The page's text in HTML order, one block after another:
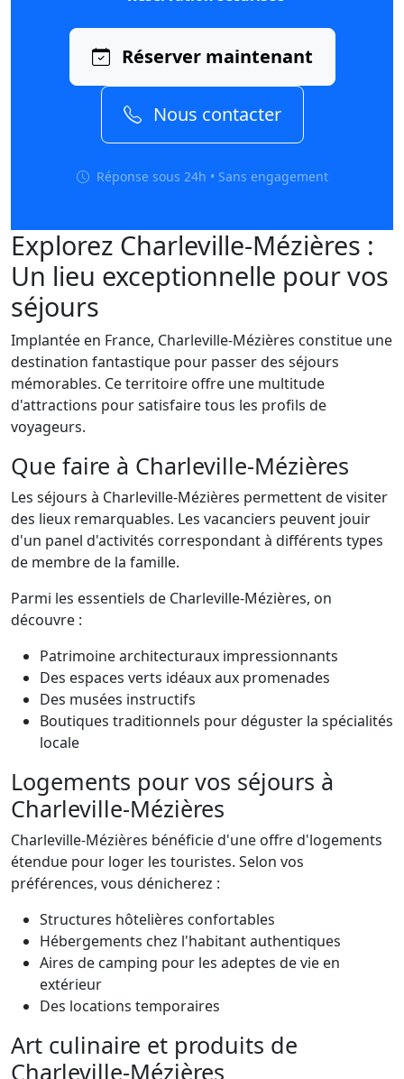
Réserver maintenant
Nous contacter
Réponse sous 24h • Sans engagement
Explorez Charleville-Mézières :
Un lieu exceptionnelle pour vos
séjours
Implantée en France, Charleville-Mézières constitue une
destination fantastique pour passer des séjours
mémorables. Ce territoire offre une multitude
d'attractions pour satisfaire tous les profils de
voyageurs.
Que faire à Charleville-Mézières
Les séjours à Charleville-Mézières permettent de visiter
des lieux remarquables. Les vacanciers peuvent jouir
d'un panel d'activités correspondant à différents types
de membre de la famille.
Parmi les essentiels de Charleville-Mézières, on
découvre :
Patrimoine architecturaux impressionnants
Des espaces verts idéaux aux promenades
Des musées instructifs
Boutiques traditionnels pour déguster la spécialités
locale
Logements pour vos séjours à
Charleville-Mézières
Charleville-Mézières bénéficie d'une offre d'logements
étendue pour loger les touristes. Selon vos
préférences, vous dénicherez :
Structures hôtelières confortables
Hébergements chez l'habitant authentiques
Aires de camping pour les adeptes de vie en
extérieur
Des locations temporaires
Art culinaire et produits de
Charleville-Mézières